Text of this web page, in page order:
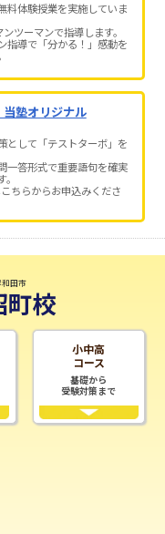
料体験授業を実施していま
ツーマンで指導します。
指導で「分かる！」感動を
塾オリジナル
として「テストターボ」を
一答形式で重要語句を確実
ちらからお申込みくださ
和田市
町校
小中高
コース
基礎から
受験対策まで